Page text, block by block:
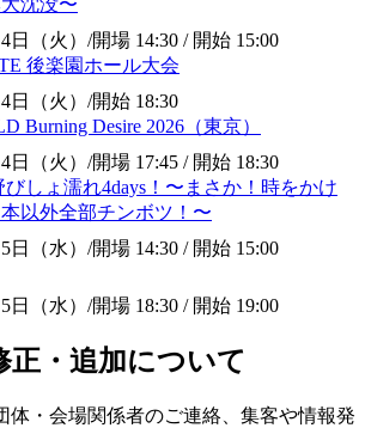
日（火） /開場 14:30 / 開始 15:00
後楽園ホール大会
日（火） /開始 18:30
Burning Desire 2026（東京）
日（火） /開場 17:45 / 開始 18:30
しょ濡れ4days！〜まさか！時をかけ
以外全部チンボツ！〜
日（水） /開場 14:30 / 開始 15:00
日（水） /開場 18:30 / 開始 19:00
正・追加について
体・会場関係者のご連絡、集客や情報発